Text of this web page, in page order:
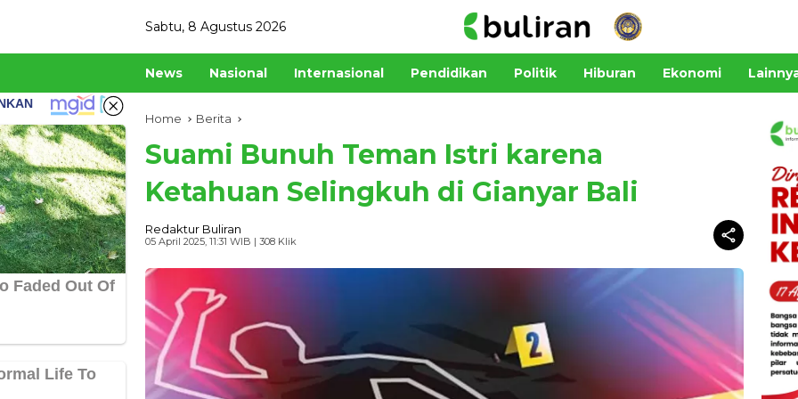
Sabtu, 8 Agustus 2026
News Nasional Internasional Pendidikan Politik Hiburan Ekonomi
Home Berita
Suami Bunuh Teman Istri karena
Ketahuan Selingkuh di Gianyar Bali
Redaktur Buliran
05 April 2025, 11:31 WIB | 308 Klik